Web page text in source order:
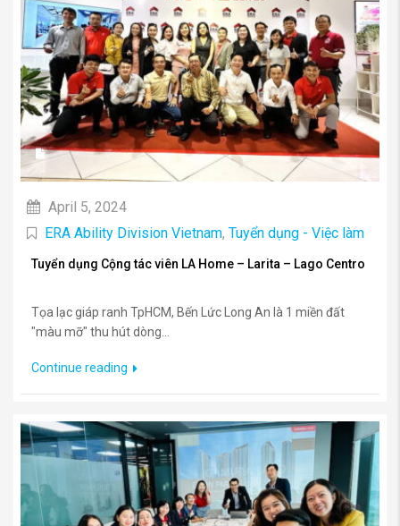
April 5, 2024
ERA Ability Division Vietnam, Tuyển dụng - Việc làm
Tuyển dụng Cộng tác viên LA Home – Larita – Lago Centro
Tọa lạc giáp ranh TpHCM, Bến Lức Long An là 1 miền đất
"màu mỡ" thu hút dòng...
Continue reading